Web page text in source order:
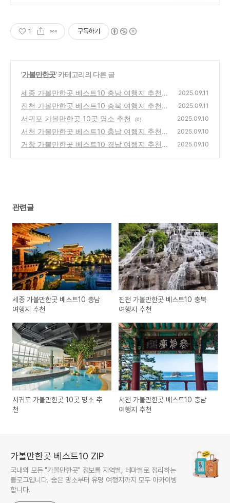
1 구독하기
'가볼만한곳' 카테고리의 다른 글
세종 가볼만한곳 베스트10 충남 여행지 추천
(2)
2025.09.11
진천 가볼만한곳 베스트10 충북 여행지 추천
(0)
2025.09.11
서귀포 가볼만한곳 10곳 명소 추천 (0) 2025.09.10
서천 가볼만한곳 베스트10 충남 여행지 추천
(1)
2025.09.10
거창 가볼만한곳 베스트10 경남 여행지 추천 2025.09.10
관련글
세종 가볼만한곳 베스트10 충남
여행지 추천
진천 가볼만한곳 베스트10 충북
여행지 추천
서귀포 가볼만한곳 10곳 명소 추
천
서천 가볼만한곳 베스트10 충남
여행지 추천
가볼만한곳 베스트10 ZIP
국내외 모든 "가볼만한곳" 정보를 지역별, 테마별로 정리하는
블로그입니다. 숨은 명소부터 유명 여행지까지 모두 아카이빙
합니다.